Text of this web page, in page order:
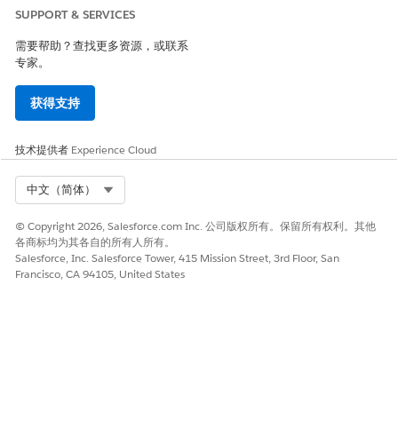
请与我们共享您的想法，以便我们进行改进！
是
SUPPORT & SERVICES
需要帮助？查找更多资源，或联系
专家。
获得支持
技术提供者 Experience Cloud
中文（简体）
© Copyright 2026, Salesforce.com Inc. 公司版权所有。保留所有权利。其他
各商标均为其各自的所有人所有。
Salesforce, Inc. Salesforce Tower, 415 Mission Street, 3rd Floor, San
Francisco, CA 94105, United States